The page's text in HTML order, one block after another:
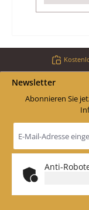
Newsletter
Abonnieren Sie
Mail-
Adresse
*
Anti-